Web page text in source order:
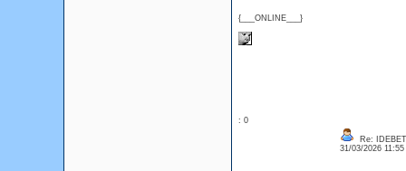
{___ONLINE___}
: 0
Re: IDEBET
31/03/2026